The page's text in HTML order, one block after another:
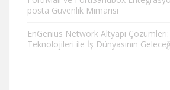
posta Güvenlik Mimarisi
EnGenius Network Altyapı
Teknolojileri ile İş Dünyasının